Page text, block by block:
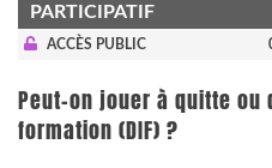
PARTICIPATIF
ACCÈS PUBLIC
Peut-on jouer à quitte
formation (DIF) ?